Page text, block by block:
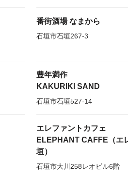
番街酒場 なまから
石垣市石垣267-3
豊年満作
KAKURIKI SAND
石垣市石垣527-14
エレファントカフェ
ELEPHANT CAFFE（エ
垣）
石垣市大川258レオビル6階